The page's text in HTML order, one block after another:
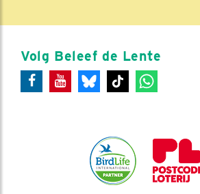
Volg Beleef de Lente